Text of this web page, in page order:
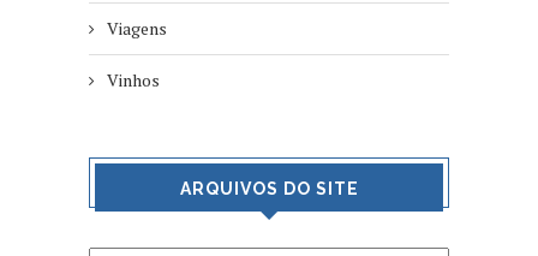
Viagens
Vinhos
ARQUIVOS DO SITE